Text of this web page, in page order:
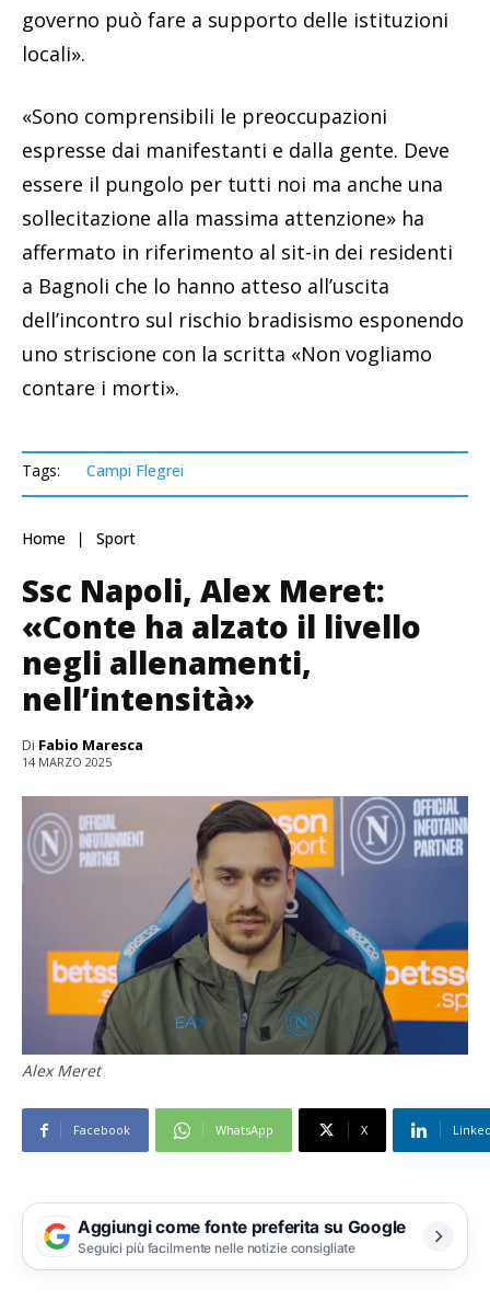
governo può fare a supporto delle istituzioni
locali».
«Sono comprensibili le preoccupazioni
espresse dai manifestanti e dalla gente. Deve
essere il pungolo per tutti noi ma anche una
sollecitazione alla massima attenzione» ha
affermato in riferimento al sit-in dei residenti
a Bagnoli che lo hanno atteso all’uscita
dell’incontro sul rischio bradisismo esponendo
uno striscione con la scritta «Non vogliamo
contare i morti».
Tags: Campi Flegrei
Home Sport
Ssc Napoli, Alex Meret:
«Conte ha alzato il livello
negli allenamenti,
nell’intensità»
Di Fabio Maresca
14 MARZO 2025
Alex Meret
Facebook WhatsApp X
Aggiungi come fonte preferita su Google
Seguici più facilmente nelle notizie consigliate